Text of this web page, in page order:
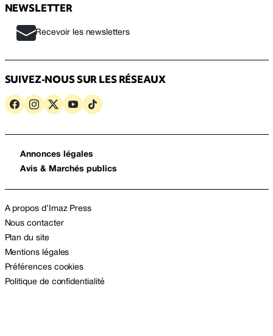
NEWSLETTER
Recevoir les newsletters
SUIVEZ-NOUS SUR LES RÉSEAUX
Annonces légales
Avis & Marchés publics
A propos d’Imaz Press
Nous contacter
Plan du site
Mentions légales
Préférences cookies
Politique de confidentialité